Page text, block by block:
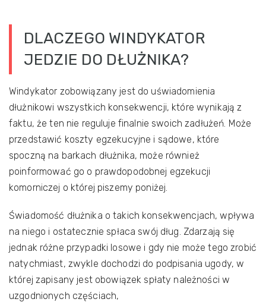
DLACZEGO WINDYKATOR
JEDZIE DO DŁUŻNIKA?
Windykator zobowiązany jest do uświadomienia
dłużnikowi wszystkich konsekwencji, które wynikają z
faktu, że ten nie reguluje finalnie swoich zadłużeń. Może
przedstawić koszty egzekucyjne i sądowe, które
spoczną na barkach dłużnika, może również
poinformować go o prawdopodobnej egzekucji
komorniczej o której piszemy poniżej.
Świadomość dłużnika o takich konsekwencjach, wpływa
na niego i ostatecznie spłaca swój dług. Zdarzają się
jednak różne przypadki losowe i gdy nie może tego zrobić
natychmiast, zwykle dochodzi do podpisania ugody, w
której zapisany jest obowiązek spłaty należności w
uzgodnionych częściach,